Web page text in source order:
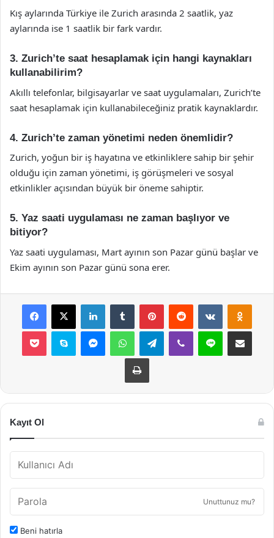
Kış aylarında Türkiye ile Zurich arasında 2 saatlik, yaz
aylarında ise 1 saatlik bir fark vardır.
3. Zurich’te saat hesaplamak için hangi kaynakları
kullanabilirim?
Akıllı telefonlar, bilgisayarlar ve saat uygulamaları, Zurich’te
saat hesaplamak için kullanabileceğiniz pratik kaynaklardır.
4. Zurich’te zaman yönetimi neden önemlidir?
Zurich, yoğun bir iş hayatına ve etkinliklere sahip bir şehir
olduğu için zaman yönetimi, iş görüşmeleri ve sosyal
etkinlikler açısından büyük bir öneme sahiptir.
5. Yaz saati uygulaması ne zaman başlıyor ve
bitiyor?
Yaz saati uygulaması, Mart ayının son Pazar günü başlar ve
Ekim ayının son Pazar günü sona erer.
Facebook
X LinkedInTumblr PinterestReddit VKontakte
Pocket Skype MessengerWhatsAppTelegramViber Line E-Posta ile
Yazdır
Kayıt Ol
Unuttunuz mu?
Beni hatırla